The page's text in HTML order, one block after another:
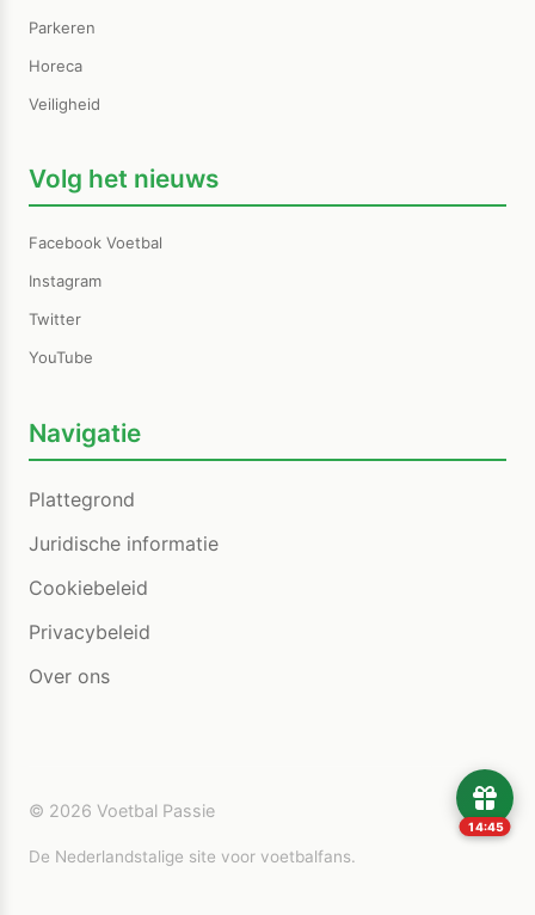
Parkeren
Horeca
Veiligheid
Volg het nieuws
Facebook Voetbal
Instagram
Twitter
YouTube
Navigatie
Plattegrond
Juridische informatie
Cookiebeleid
Privacybeleid
Over ons
© 2026 Voetbal Passie
De Nederlandstalige site voor voetbalfans.
14:44